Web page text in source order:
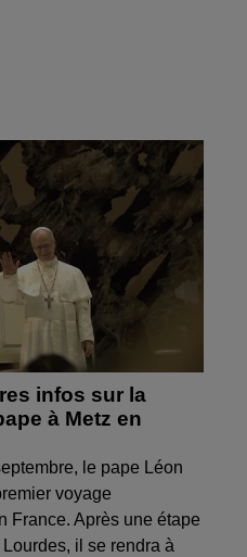
infos sur la
à Metz en
le pape Léon
voyage
France. Après une étape
il se rendra à